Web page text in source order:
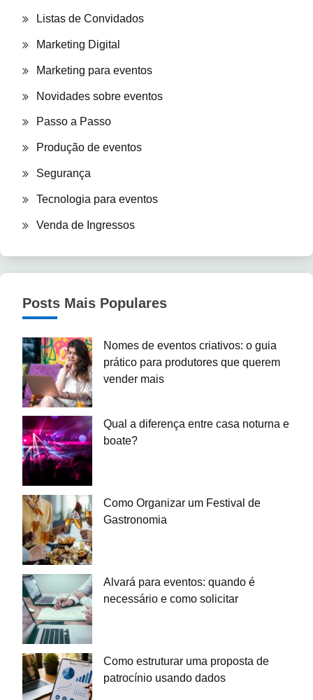
Listas de Convidados
Marketing Digital
Marketing para eventos
Novidades sobre eventos
Passo a Passo
Produção de eventos
Segurança
Tecnologia para eventos
Venda de Ingressos
Posts Mais Populares
Nomes de eventos criativos: o guia
prático para produtores que querem
vender mais
Qual a diferença entre casa noturna e
boate?
Como Organizar um Festival de
Gastronomia
Alvará para eventos: quando é
necessário e como solicitar
Como estruturar uma proposta de
patrocínio usando dados